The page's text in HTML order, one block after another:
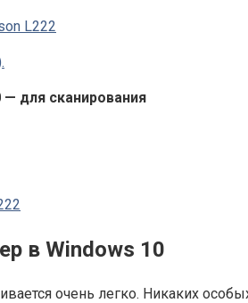
L222
— для сканирования
в Windows 10
очень легко. Никаких